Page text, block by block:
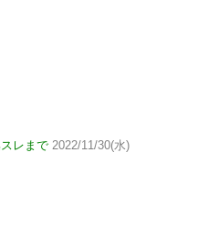
レまで 2022/11/30(水)